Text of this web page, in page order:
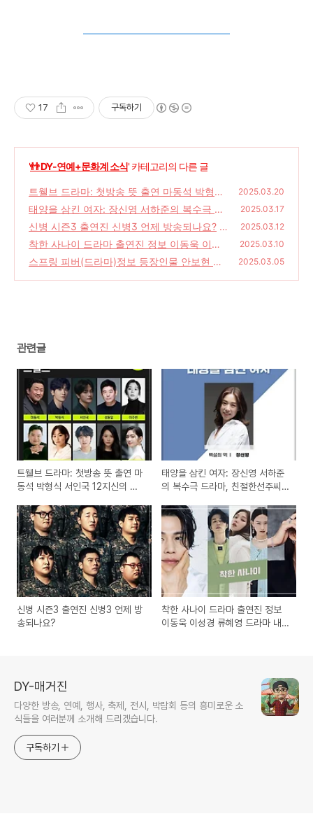
17 구독하기
'👬 DY-연예+문화계 소식' 카테고리의 다른 글
트웰브 드라마: 첫방송 뜻 출연 마동석 박형식
서인국 12지신의 판타지 액션
(20)
2025.03.20
태양을 삼킨 여자: 장신영 서하준의 복수극 드
라마, 친절한선주씨 후속 드라마, MBC일일드
라마
(18)
2025.03.17
신병 시즌3 출연진 신병3 언제 방송되나요?
(1
2)
2025.03.12
착한 사나이 드라마 출연진 정보 이동욱 이성
경 류혜영 드라마 내용
(30)
2025.03.10
스프링 피버(드라마)정보 등장인물 안보현 이
2025.03.05
관련글
트웰브 드라마: 첫방송 뜻 출연 마
동석 박형식 서인국 12지신의 판
태양을 삼킨 여자: 장신영 서하준
의 복수극 드라마, 친절한선주씨
신병 시즌3 출연진 신병3 언제 방
송되나요?
착한 사나이 드라마 출연진 정보
이동욱 이성경 류혜영 드라마 내
DY-매거진
다양한 방송, 연예, 행사, 축제, 전시, 박람회 등의 흥미로운 소
식들을 여러분께 소개해 드리겠습니다.
구독하기